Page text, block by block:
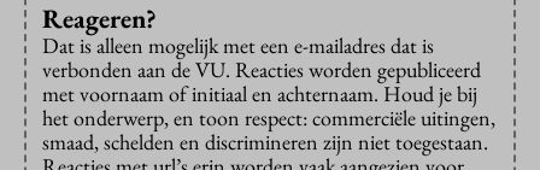
Reageren?
Dat is alleen mogelijk met een e-mailadres dat is
verbonden aan de VU. Reacties worden gepubliceerd
met voornaam of initiaal en achternaam. Houd je bij
het onderwerp, en toon respect: commerciële uitingen,
smaad, schelden en discrimineren zijn niet toegestaan.